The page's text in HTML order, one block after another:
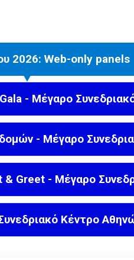
2026: Web-only panels
- Μέγαρο
- Μέγαρο
Greet - Μέγαρο
Κέντρο